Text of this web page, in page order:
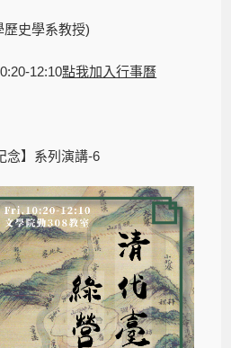
歷史學系教授)
12:10點我加入行事曆
念】系列演講-6